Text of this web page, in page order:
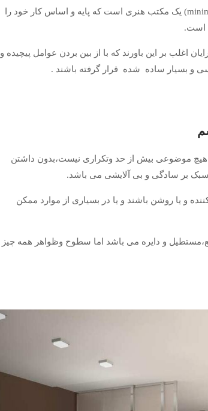
ساده پسندی یا ساده گرایی یا همان مینیمالیسم(به انگلیسی minimalism) یک مکتب هنری است که پایه و اساس کار خود را
است.
اغلب بر این باورند که با از بین بردن عوامل پیچیده و
و بسیار ساده شده قرار گرفته باشند .
موضوعی بیش از حد وتکراری نیست،بدون داشتن
بر سادگی و بی آلایشی می باشد.
و یا روشن باشند و یا در بسیاری از موارد ممکن
و دایره می باشد اما سطوح وظواهر همه چیز